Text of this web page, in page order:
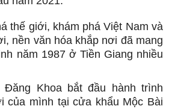
thế giới, khám phá Việt Nam và
nền văn hóa khắp nơi đã mang
năm 1987 ở Tiền Giang nhiều
Đăng Khoa bắt đầu hành trình
của mình tại cửa khẩu Mộc Bài